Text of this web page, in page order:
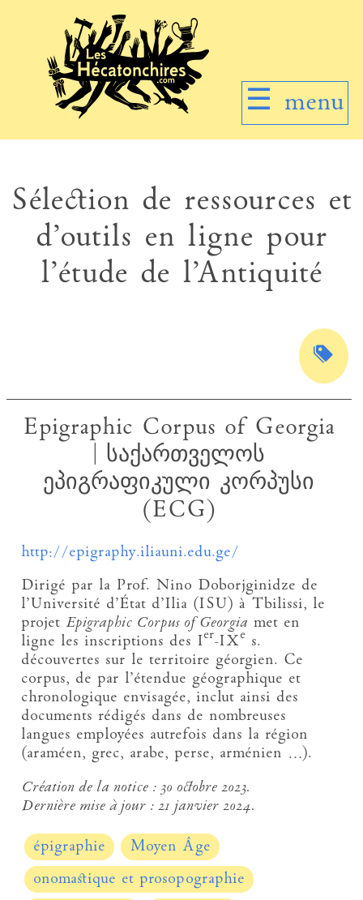
☰ menu
Sélection de ressources et
d’outils en ligne pour
l’étude de l’Antiquité
Epigraphic Corpus of Georgia
| საქართველოს
ეპიგრაფიკული კორპუსი
(ECG)
http://epigraphy.iliauni.edu.ge/
Dirigé par la Prof. Nino Doborjginidze de
l’Université d’État d’Ilia (ISU) à Tbilissi, le
projet Epigraphic Corpus of Georgia met en
ligne les inscriptions des Ier-IXe s.
découvertes sur le territoire géorgien. Ce
corpus, de par l’étendue géographique et
chronologique envisagée, inclut ainsi des
documents rédigés dans de nombreuses
langues employées autrefois dans la région
(araméen, grec, arabe, perse, arménien …).
Création de la notice : 30 octobre 2023.
Dernière mise à jour :21 janvier 2024.
épigraphie
Moyen Âge
onomastique et prosopographie